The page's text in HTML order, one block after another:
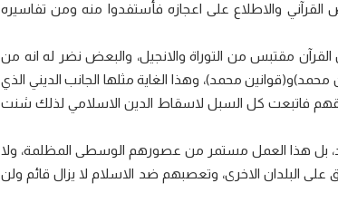
القرآني والاطلاع على اعجازه فأستفدوا منه ومن تفاسيره
مقتبس من التوراة والانجيل، والبعض نضر له انه من
محمد)، وهذا الغاية مثلها الجانب الديني الذي
فاتبعت كل السبل لاسقاط الدين الاسلامي لذلك شنت
بل هذا العمل مستمر من عصورهم الوسطى المظلمة، ولا
على البلدان الاخرى، وتعصبهم ضد الاسلام لا يزال قائم ولن